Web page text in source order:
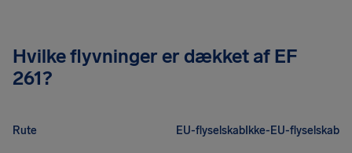
Hvilke flyvninger er dækket af EF
261?
Rute EU-flyselskab Ikke-EU-flyselskab